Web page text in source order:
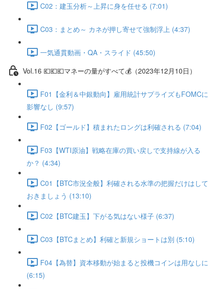
C02：建玉分析～上昇に身を任せる (7:01)
C03：まとめ～ カネが押し寄せて強制浮上 (4:37)
一気通貫動画・QA・スライド (45:50)
Vol.16 💶💶💶マネーの量がすべて💰（2023年12月10日）
F01【金利＆中銀動向】雇用統計サプライズもFOMCに
影響なし (9:57)
F02【ゴールド】積まれたロングは利確される (7:04)
F03【WTI原油】戦略在庫の買い戻しで支持線が入る
か？ (4:34)
C01【BTC市況全般】利確される水準の把握だけはして
おきましょう (13:10)
C02【BTC建玉】下がる気はない様子 (6:37)
C03【BTCまとめ】利確と新規ショートは別 (5:10)
F04【為替】資本移動が始まると投機コインは用なしに
(6:15)